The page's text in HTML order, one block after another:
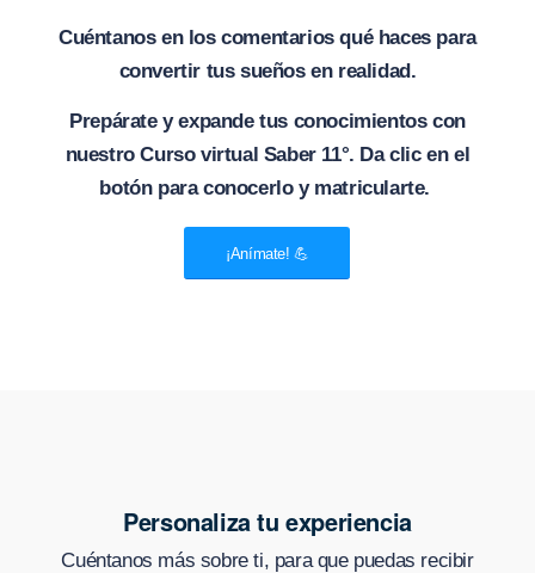
Cuéntanos en los comentarios qué haces para
convertir tus sueños en realidad.
Prepárate y expande tus conocimientos con
nuestro Curso virtual Saber 11°. Da clic en el
botón para conocerlo y matricularte.
¡Anímate! 💪
Personaliza tu experiencia
Cuéntanos más sobre ti, para que puedas recibir